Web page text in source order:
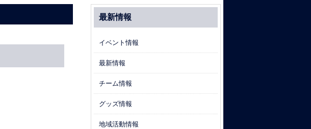
最新情報
イベント情報
最新情報
チーム情報
グッズ情報
地域活動情報